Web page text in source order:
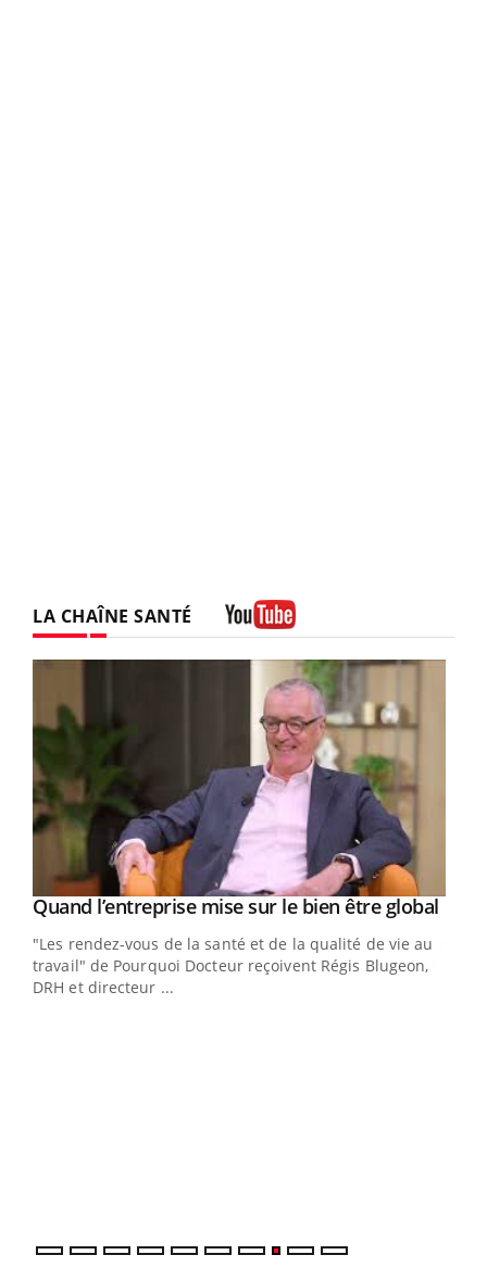
LA CHAÎNE SANTÉ
Youtube
Quand l’entreprise mise sur le bien être global
"Les rendez-vous de la santé et de la qualité de vie au
travail" de Pourquoi Docteur reçoivent Régis Blugeon,
DRH et directeur ...